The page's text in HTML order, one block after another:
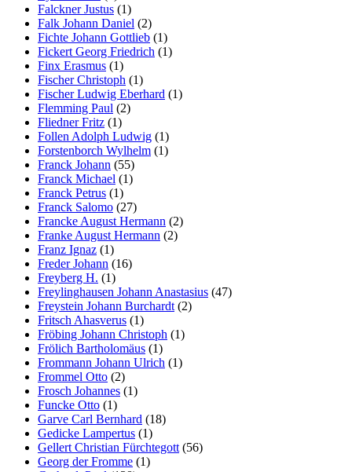
Falckner Justus (1)
Falk Johann Daniel (2)
Fichte Johann Gottlieb (1)
Fickert Georg Friedrich (1)
Finx Erasmus (1)
Fischer Christoph (1)
Fischer Ludwig Eberhard (1)
Flemming Paul (2)
Fliedner Fritz (1)
Follen Adolph Ludwig (1)
Forstenborch Wylhelm (1)
Franck Johann (55)
Franck Michael (1)
Franck Petrus (1)
Franck Salomo (27)
Francke August Hermann (2)
Franke August Hermann (2)
Franz Ignaz (1)
Freder Johann (16)
Freyberg H. (1)
Freylinghausen Johann Anastasius (47)
Freystein Johann Burchardt (2)
Fritsch Ahasverus (1)
Fröbing Johann Christoph (1)
Frölich Bartholomäus (1)
Frommann Johann Ulrich (1)
Frommel Otto (2)
Frosch Johannes (1)
Funcke Otto (1)
Garve Carl Bernhard (18)
Gedicke Lampertus (1)
Gellert Christian Fürchtegott (56)
Georg der Fromme (1)